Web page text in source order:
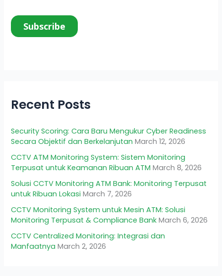
Recent Posts
Security Scoring: Cara Baru Mengukur Cyber Readiness
Secara Objektif dan Berkelanjutan March 12, 2026
CCTV ATM Monitoring System: Sistem Monitoring
Terpusat untuk Keamanan Ribuan ATM March 8, 2026
Solusi CCTV Monitoring ATM Bank: Monitoring Terpusat
untuk Ribuan Lokasi March 7, 2026
CCTV Monitoring System untuk Mesin ATM: Solusi
Monitoring Terpusat & Compliance Bank March 6, 2026
CCTV Centralized Monitoring: Integrasi dan
Manfaatnya March 2, 2026